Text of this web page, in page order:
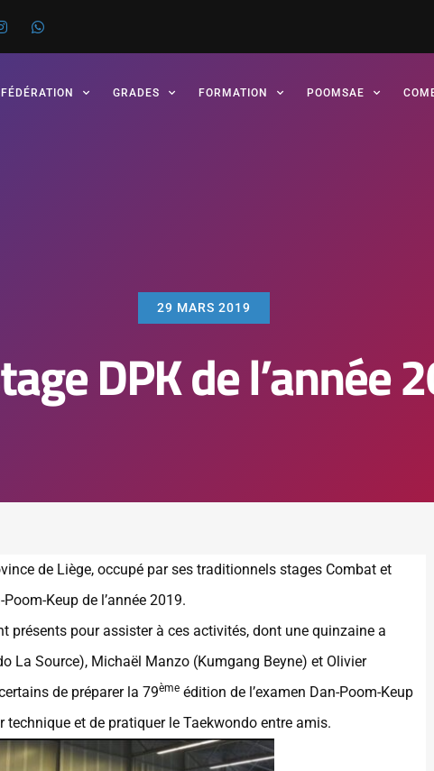
GRADES FORMATION POOMSAE
29 MARS 2019
DPK de l’année
de Liège, occupé par ses traditionnels stages Combat et
Keup de l’année 2019.
pour assister à ces activités, dont une quinzaine a
La Source), Michaël Manzo (Kumgang Beyne) et Olivier
de préparer la 79ème édition de l’examen Dan-Poom-Keup
et de pratiquer le Taekwondo entre amis.